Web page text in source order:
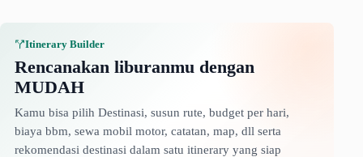
Itinerary Builder
Rencanakan liburanmu dengan
MUDAH
Kamu bisa pilih Destinasi, susun rute, budget per hari,
biaya bbm, sewa mobil motor, catatan, map, dll serta
rekomendasi destinasi dalam satu itinerary yang siap